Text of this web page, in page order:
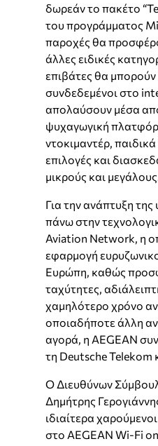
δωρεάν το πακέτο
του προγράμματος
παροχές θα
άλλες ειδικές
επιβάτες θα
συνδεδεμένοι στο
απολαύσουν μέσα
ψυχαγωγική
ντοκιμαντέρ,
επιλογές και
μικρούς και μεγάλους.
Για την ανάπτυξη
πάνω στην
Aviation Network, η
εφαρμογή
Ευρώπη, καθώς
ταχύτητες,
χαμηλότερο χρόνο
οποιαδήποτε άλλη
αγορά, η AEGEAN
τη Deutsche Telekom
Ο Διευθύνων
Δημήτρης
ιδιαίτερα
στο AEGEAN Wi-Fi